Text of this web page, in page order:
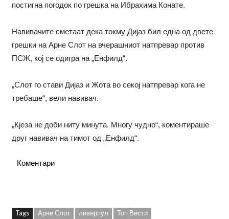
постигна погодок по грешка на Ибрахима Конате.
Навивачите сметаат дека токму Дијаз бил една од двете
грешки на Арне Слот на вчерашниот натпревар против
ПСЖ, кој се одигра на „Енфилд“.
„Слот го стави Дијаз и Жота во секој натпревар кога не
требаше“, вели навивач.
„Кјеза не доби ниту минута. Многу чудно“, коментираше
друг навивач на тимот од „Енфилд“.
Коментари
Tags Арне Слот ливерпул Топ Вести